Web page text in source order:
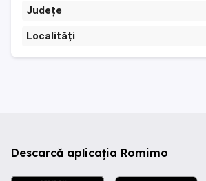
Județe
Localități
Descarcă aplicația Romimo